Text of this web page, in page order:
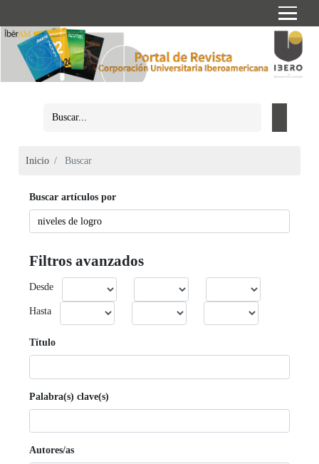
Inicio Buscar
Buscar artículos por
Filtros avanzados
Desde
Hasta
Título
Palabra(s) clave(s)
Autores/as